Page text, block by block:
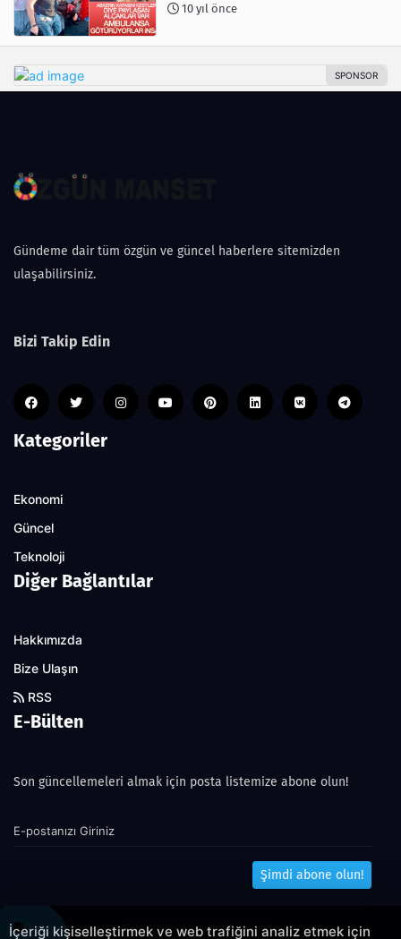
10 yıl önce
Gündeme dair tüm özgün ve güncel haberlere sitemizden
ulaşabilirsiniz.
Bizi Takip Edin
Kategoriler
Ekonomi
Güncel
Teknoloji
Diğer Bağlantılar
Hakkımızda
Bize Ulaşın
RSS
E-Bülten
Son güncellemeleri almak için posta listemize abone olun!
Şimdi abone olun!
İçeriği kişiselleştirmek ve web trafiğini analiz etmek için